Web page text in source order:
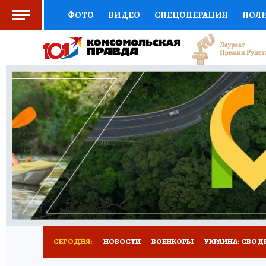
ФОТО ВИДЕО СПЕЦОПЕРАЦИЯ
СОЦПОДДЕРЖКА НАУКА СПОРТ
ОТКРЫВАЕМ МИР СЕМЬЯ ЖЕНСКИЕ
СЕРИАЛЫ СПЕЦПРОЕКТЫ ДЕФИЦИТ
КОНКУРСЫ ГИД ПОТРЕБИТЕЛЯ ВСЕ О
СЕГОДНЯ: НОВОСТИ ВОЕНКОРЫ УКРАИНА: